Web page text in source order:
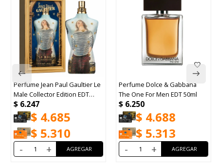
Perfume Jean Paul Gaultier Le
Male Collector Edition EDT
125ml
$ 6.247
$ 4.685
$ 5.310
- +
Perfume Dolce & Gabbana
The One For Men EDT 50ml
$ 6.250
$ 4.688
$ 5.313
- +